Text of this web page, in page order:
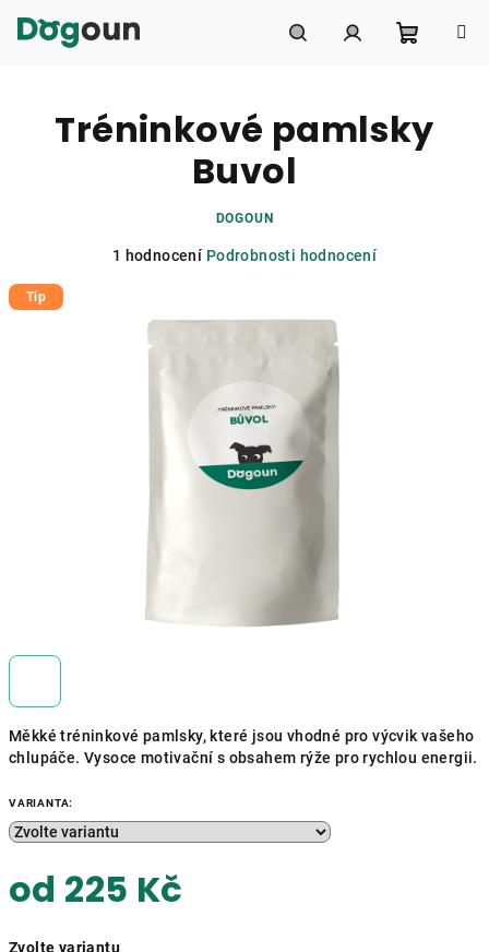
košík
Měkké tréninkové pamlsky, které jsou vhodné pro výcvik vašeho
chlupáče. Vysoce motivační s obsahem rýže pro rychlou energii.
VARIANTA:
od 225 Kč
Zvolte variantu
Tréninkové pamlsky
Buvol
DOGOUN
Průměrné
1 hodnocení Podrobnosti hodnocení
Tip